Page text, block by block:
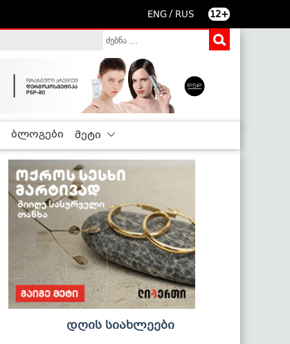
ENG / RUS 12+
ბლოგები მეტი
დღის სიახლეები